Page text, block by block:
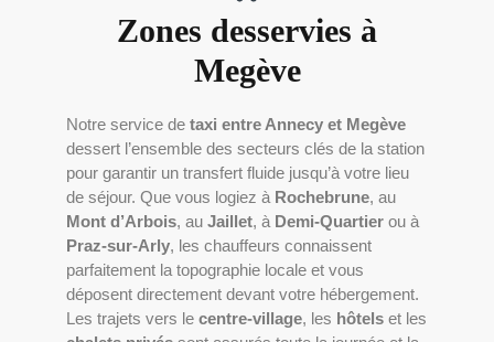
Zones desservies à
Megève
Notre service de taxi entre Annecy et Megève
dessert l’ensemble des secteurs clés de la station
pour garantir un transfert fluide jusqu’à votre lieu
de séjour. Que vous logiez à Rochebrune, au
Mont d’Arbois, au Jaillet, à Demi-Quartier ou à
Praz-sur-Arly, les chauffeurs connaissent
parfaitement la topographie locale et vous
déposent directement devant votre hébergement.
Les trajets vers le centre-village, les hôtels et les